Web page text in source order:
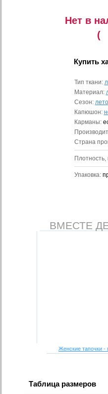
Нет в
(
Купить
Тип ткани:
Материал:
Сезон: лето
Капюшон:
Карманы:
Страна
Плотность,
Упаковка:
ВМЕСТЕ
Женские тапочки
Таблица размеров